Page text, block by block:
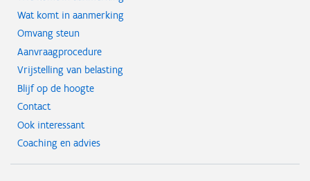
Wat komt in aanmerking
Omvang steun
Aanvraagprocedure
Vrijstelling van belasting
Blijf op de hoogte
Contact
Ook interessant
Coaching en advies